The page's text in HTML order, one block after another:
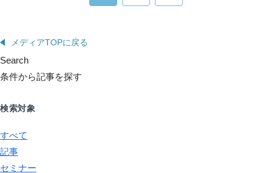
メディアTOPに戻る
Search
条件から記事を探す
検索対象
すべて
記事
セミナー